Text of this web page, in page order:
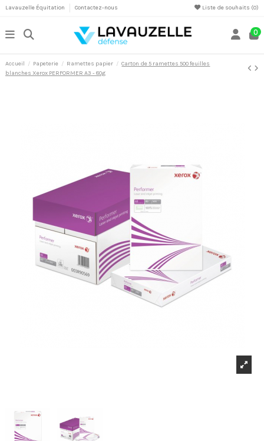
Lavauzelle Équitation Contactez-nous Liste de souhaits (0)
0
Accueil Papeterie Ramettes papier
Carton de 5 ramettes 500 feuilles
blanches Xerox PERFORMER A3 - 80g